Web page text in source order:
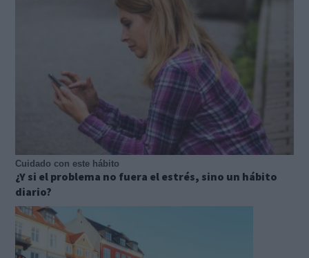
Cuidado con este hábito
¿Y si el problema no fuera el estrés, sino un hábito
diario?